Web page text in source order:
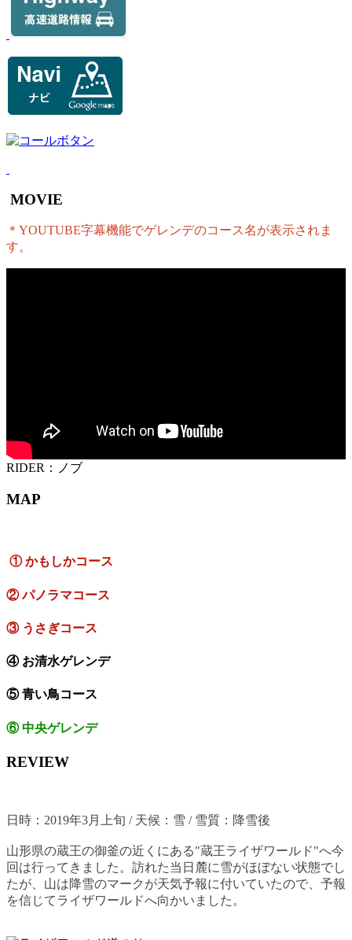
MOVIE
＊YOUTUBE字幕機能でゲレンデのコース名が表示されま
す。
RIDER：ノブ
MAP
① かもしかコース
② パノラマコース
③ うさぎコース
④ お清水ゲレンデ
⑤ 青い鳥コース
⑥ 中央ゲレンデ
REVIEW
日時 ： 2019年3月上旬 / 天候 ： 雪 / 雪質 ： 降雪後
山形県の蔵王の御釜の近くにある"蔵王ライザワールド"へ今
回は行ってきました。訪れた当日麓に雪がほぼない状態でし
たが、山は降雪のマークが天気予報に付いていたので、予報
を信じてライザワールドへ向かいました。